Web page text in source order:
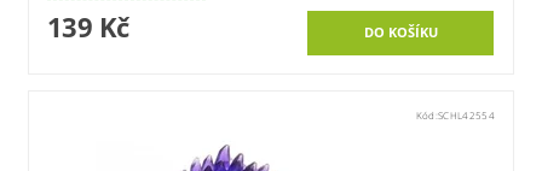
139 Kč
Kód:SCHL42554